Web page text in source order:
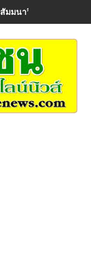
มนาวิชาการ AIA